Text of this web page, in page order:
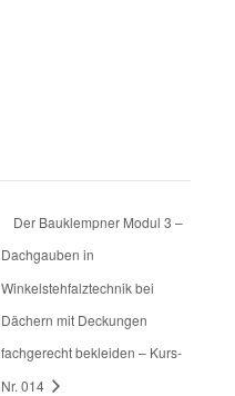
Der Bauklempner Modul 3 –
Dachgauben in
Winkelstehfalztechnik bei
Dächern mit Deckungen
fachgerecht bekleiden – Kurs-
Nr. 014